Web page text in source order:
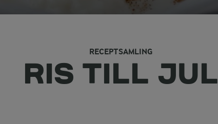
RECEPTSAMLING
RIS TILL JUL